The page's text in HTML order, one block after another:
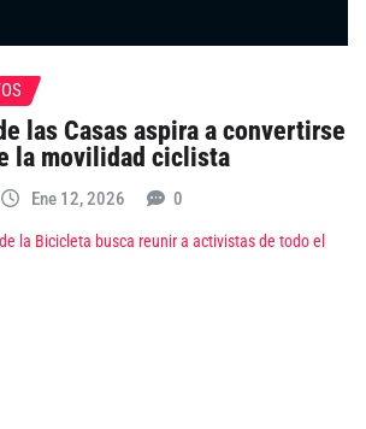
las Casas aspira a convertirse
la movilidad ciclista
Ene 12, 2026 0
la Bicicleta busca reunir a activistas de todo el